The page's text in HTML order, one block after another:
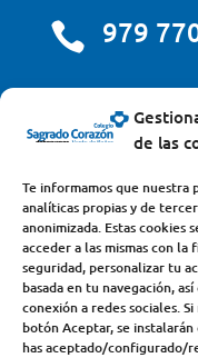
de las
Te informamos que nuestra
analíticas propias y de
anonimizada. Estas cookies
acceder a las mismas con
seguridad, personalizar tu
basada en tu navegación,
conexión a redes sociales.
botón Aceptar, se
has aceptado/configurado/
 979
Colegio y
Avda. Castilla y
(Palencia) –